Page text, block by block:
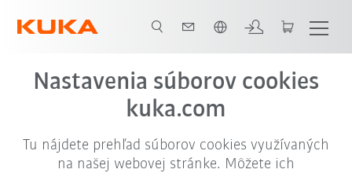
Nastavenia súborov cookies
kuka.com
Tu nájdete prehľad súborov cookies využívaných
na našej webovej stránke. Môžete ich